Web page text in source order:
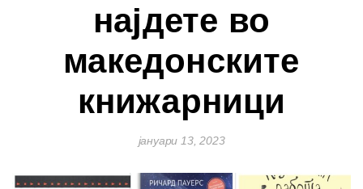
најдете во
македонските
книжарници
јануари 13, 2023